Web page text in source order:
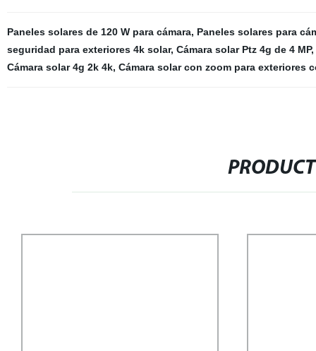
Paneles solares de 120 W para cámara, Paneles solares para
seguridad para exteriores 4k solar, Cámara solar Ptz 4g de 4 MP,
Cámara solar 4g 2k 4k, Cámara solar con zoom para exteriores